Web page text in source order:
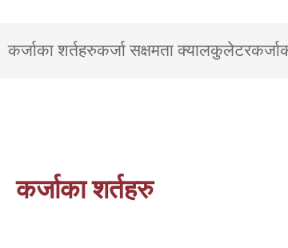
कर्जाका शर्तहरुकर्जा सक्षमता क्यालकुलेटर
कर्जाका शर्तहरु